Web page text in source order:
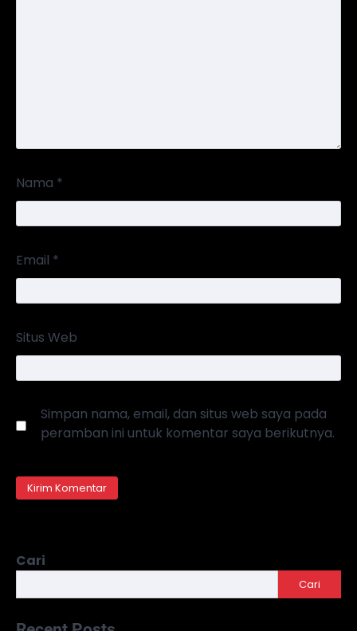
Nama *
Email *
Situs Web
Simpan nama, email, dan situs web saya pada
peramban ini untuk komentar saya berikutnya.
Cari
Cari